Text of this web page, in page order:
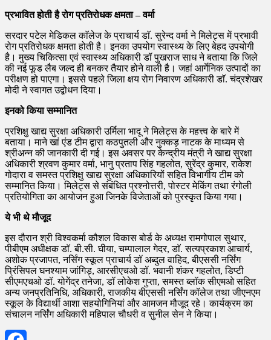
प्रभावित होती है रोग प्रतिरोधक क्षमता – वर्मा
सरदार पटेल मेडिकल काॅलेज के प्राचार्य डाॅ. सुरेन्द वर्मा ने मिलेट्स में प्रभावी
रोग प्रतिरोधक क्षमता होती है। इनका उपयोग स्वास्थ्य के लिए बेहद उपयोगी
है। मुख्य चिकित्सा एवं स्वास्थ्य अधिकारी डॉ पुखराज साध ने बताया कि जिले
की नई फूड लैब जल्द ही बनकर तैयार होने वाली है। जहां आर्गेनिक उत्पादों का
परीक्षण हो पाएगा। इससे पहले जिला क्षय रोग निवारण अधिकारी डाॅ. चंद्रशेखर
मोदी ने स्वागत उद्बोधन दिया।
इनको किया सम्मानित
प्रशिक्षु खाद्य सुरक्षा अधिकारी उर्मिला भादू ने मिलेट्स के महत्त्व के बारे में
बताया। माने खां एंड टीम द्वारा कठपुतली और नुक्कड़ नाटक के माध्यम से
श्रीअन्न की जानकारी दी गई। इस अवसर पर केन्द्रीय मंत्री ने खाद्य सुरक्षा
अधिकारी श्रवण कुमार वर्मा, भानु प्रताप सिंह गहलोत, सुरेंद्र कुमार, राकेश
गोदारा व समस्त प्रशिक्षु खाद्य सुरक्षा अधिकारियों सहित विभागीय टीम को
सम्मानित किया। मिलेट्स से संबंधित प्रश्नोत्तरी, पोस्टर मेकिंग तथा रंगोली
प्रतियोगिता का आयोजन हुआ जिनके विजेताओं को पुरस्कृत किया गया।
ये भी थे मौजूद
इस दौरान श्री विश्वकर्मा कौशल विकास बोर्ड के अध्यक्ष रामगोपाल सुथार,
पीबीएम अधीक्षक डाॅ. बी.सी. घीया, चम्पालाल गेदर, डाॅ. सत्यप्रकाश आचार्य,
अशोक प्रजापत, नर्सिंग स्कूल प्राचार्य डॉ अब्दुल वाहिद, बीएससी नर्सिंग
प्रिंसिपल घनश्याम जांगिड़, आरसीएचओ डॉ. भवानी शंकर गहलोत, डिप्टी
सीएमएचओ डॉ. योगेंद्र तनेजा, डॉ लोकेश गुप्ता, समस्त ब्लॉक सीएमओ सहित
अन्य जनप्रतिनिधि, अधिकारी, राजकीय बीएससी नर्सिंग कॉलेज तथा जीएनएम
स्कूल के विद्यार्थी आशा सहयोगिनियां और आमजन मौजूद रहे। कार्यक्रम का
संचालन नर्सिंग अधिकारी महिपाल चौधरी व सुनील सेन ने किया।